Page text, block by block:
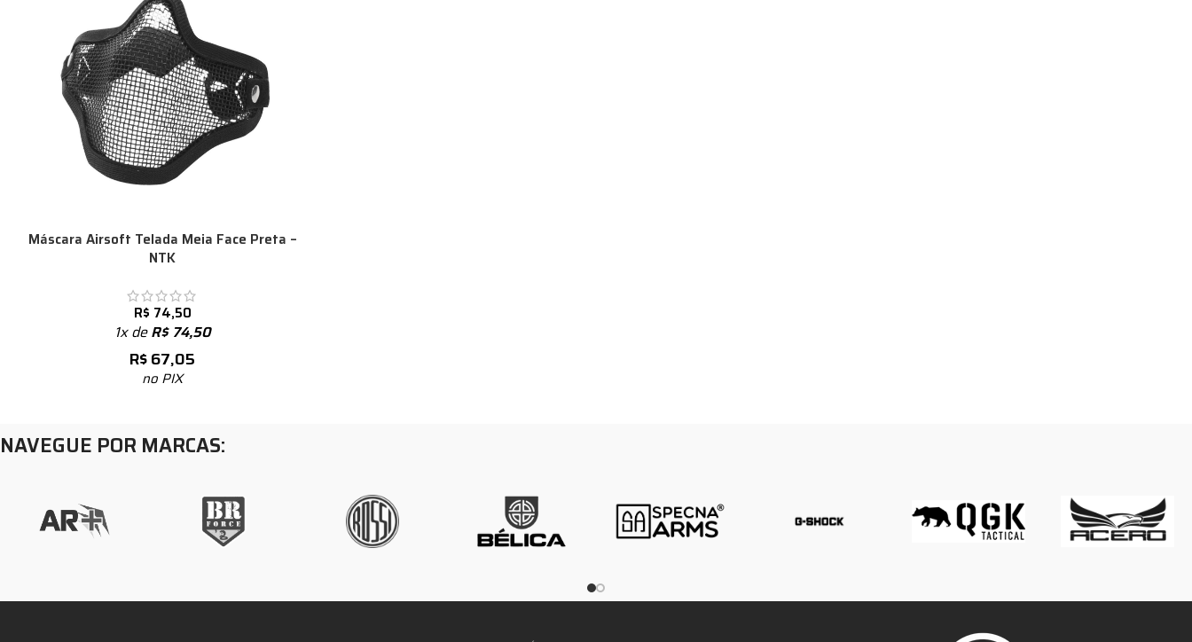
Máscara Airsoft Telada Meia Face Preta –
NTK
R$ 74,50
1x deR$74,50
R$67,05
no PIX
NAVEGUE POR MARCAS: